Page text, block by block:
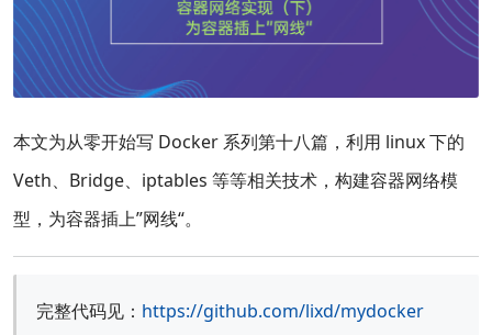
本文为从零开始写 Docker 系列第十八篇，利用 linux 下的
Veth、Bridge、iptables 等等相关技术，构建容器网络模
型，为容器插上”网线“。
完整代码见： https://github.com/lixd/mydocker